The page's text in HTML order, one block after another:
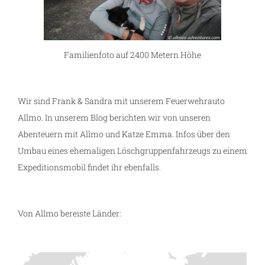
Familienfoto auf 2400 Metern Höhe
Wir sind Frank & Sandra mit unserem Feuerwehrauto
Allmo. In unserem Blog berichten wir von unseren
Abenteuern mit Allmo und Katze Emma. Infos über den
Umbau eines ehemaligen Löschgruppenfahrzeugs zu einem
Expeditionsmobil findet ihr ebenfalls.
Von Allmo bereiste Länder: